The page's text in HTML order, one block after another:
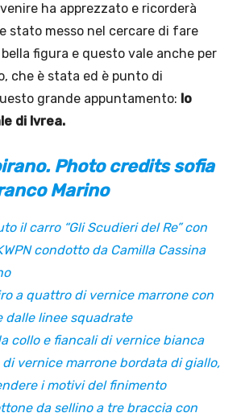
ha apprezzato e ricorderà
stato messo nel cercare di fare
figura e questo vale anche per
che è stata ed è punto di
grande appuntamento: lo
di Ivrea.
Photo credits sofia
Marino
il carro “Gli Scudieri del Re” con
condotto da Camilla Cassina
a quattro di vernice marrone con
dalle linee squadrate
collo e fiancali di vernice bianca
vernice marrone bordata di giallo,
i motivi del finimento
da sellino a tre braccia con